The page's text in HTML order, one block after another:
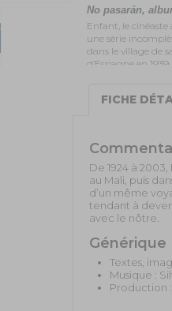
No pasarán,
Enfant, le
une série
dans le village de
d’Espagne en
FICHE
De 1924 à
au Mali, puis
d’un même
tendant à
avec le nôtre.
Générique
Textes,
Musique :
Production